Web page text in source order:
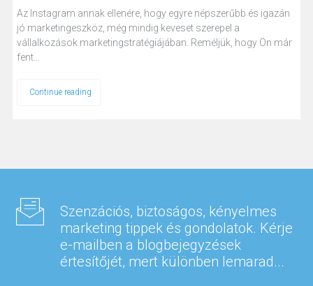
Az Instagram annak ellenére, hogy egyre népszerűbb és igazán
jó marketingeszköz, még mindig keveset szerepel a
vállalkozások marketingstratégiájában. Reméljük, hogy Ön már
fent…
Continue reading
Szenzációs, biztoságos, kényelmes
marketing tippek és gondolatok. Kérje
e-mailben a blogbejegyzések
értesítőjét, mert különben lemarad...